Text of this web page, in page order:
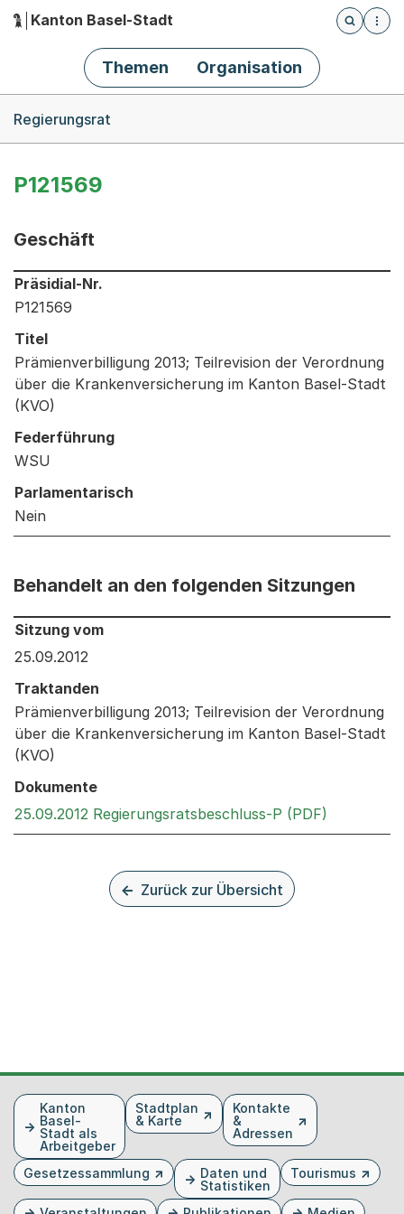
Hauptnavigation
Kanton Basel-Stadt
Öffnet
Themen Organisation
Regierungsrat
P121569
Geschäft
Informationen zum Ausgewählten Geschäft
Präsidial-Nr.
P121569
Titel
Prämienverbilligung 2013; Teilrevision der Verordnung
über die Krankenversicherung im Kanton Basel-Stadt
(KVO)
Federführung
WSU
Parlamentarisch
Nein
Behandelt an den folgenden Sitzungen
Behandelt an den folgenden Sitzungen: Informationen
Sitzung vom
25.09.2012
Traktanden
Prämienverbilligung 2013; Teilrevision der Verordnung
über die Krankenversicherung im Kanton Basel-Stadt
(KVO)
Dokumente
25.09.2012 Regierungsratsbeschluss-P (PDF)
Zurück zur Übersicht
FusszeileKanton
Basel-
Stadt als
Arbeitgeber
Stadtplan
& Karte
Kontakte
&
Adressen
Gesetzessammlung
Daten und
Statistiken
Tourismus